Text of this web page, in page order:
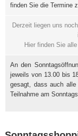
finden Sie die Termine
Derzeit liegen uns
Hier finden Sie
An den
jeweils von 13.00 bis
gesagt, dass auch
Teilnahme am